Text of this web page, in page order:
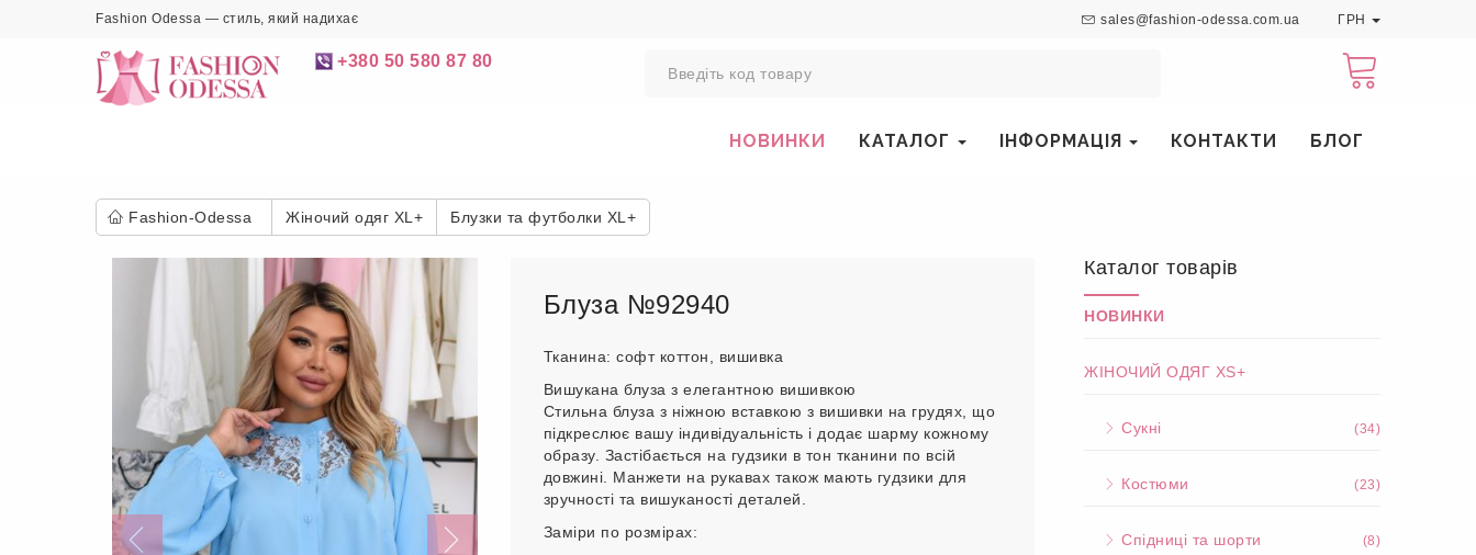
Fashion Odessa — стиль, який надихає sales@fashion-odessa.com.ua ГРН
+380 50 580 87 80
НОВИНКИ КАТАЛОГ ІНФОРМАЦІЯ КОНТАКТИ БЛОГ
Fashion-Odessa Жіночий одяг XL+ Блузки та футболки XL+
Блуза №92940
Тканина: софт коттон, вишивка
Вишукана блуза з елегантною вишивкою
Стильна блуза з ніжною вставкою з вишивки на грудях, що
підкреслює вашу індивідуальність і додає шарму кожному
образу. Застібається на гудзики в тон тканини по всій
довжині. Манжети на рукавах також мають гудзики для
зручності та вишуканості деталей.
Заміри по розмірах:
Каталог товарів
НОВИНКИ
ЖІНОЧИЙ ОДЯГ XS+
Сукні (34)
Костюми (23)
Спідниці та шорти (8)